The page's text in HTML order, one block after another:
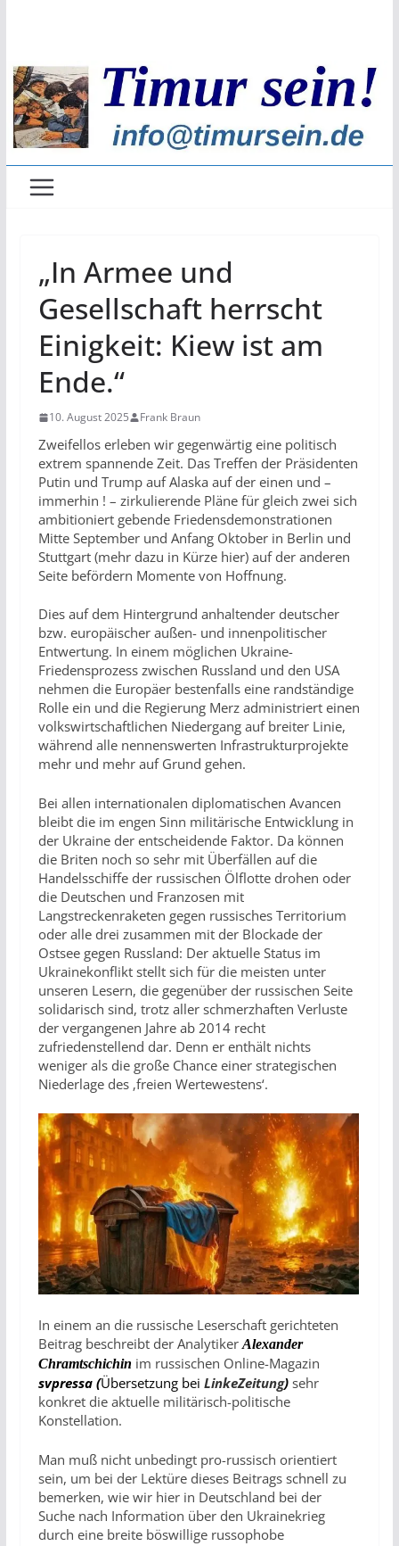
„In Armee und
Gesellschaft herrscht
Einigkeit: Kiew ist am
Ende.“
10. August 2025 Frank Braun
Zweifellos erleben wir gegenwärtig eine politisch
extrem spannende Zeit. Das Treffen der Präsidenten
Putin und Trump auf Alaska auf der einen und –
immerhin ! – zirkulierende Pläne für gleich zwei sich
ambitioniert gebende Friedensdemonstrationen
Mitte September und Anfang Oktober in Berlin und
Stuttgart (mehr dazu in Kürze hier) auf der anderen
Seite befördern Momente von Hoffnung.
Dies auf dem Hintergrund anhaltender deutscher
bzw. europäischer außen- und innenpolitischer
Entwertung. In einem möglichen Ukraine-
Friedensprozess zwischen Russland und den USA
nehmen die Europäer bestenfalls eine randständige
Rolle ein und die Regierung Merz administriert einen
volkswirtschaftlichen Niedergang auf breiter Linie,
während alle nennenswerten Infrastrukturprojekte
mehr und mehr auf Grund gehen.
Bei allen internationalen diplomatischen Avancen
bleibt die im engen Sinn militärische Entwicklung in
der Ukraine der entscheidende Faktor. Da können
die Briten noch so sehr mit Überfällen auf die
Handelsschiffe der russischen Ölflotte drohen oder
die Deutschen und Franzosen mit
Langstreckenraketen gegen russisches Territorium
oder alle drei zusammen mit der Blockade der
Ostsee gegen Russland: Der aktuelle Status im
Ukrainekonflikt stellt sich für die meisten unter
unseren Lesern, die gegenüber der russischen Seite
solidarisch sind, trotz aller schmerzhaften Verluste
der vergangenen Jahre ab 2014 recht
zufriedenstellend dar. Denn er enthält nichts
weniger als die große Chance einer strategischen
Niederlage des ‚freien Wertewestens‘.
In einem an die russische Leserschaft gerichteten
Beitrag beschreibt der AnalytikerAlexander
Chramtschichin im russischen Online-Magazin
svpressa (Übersetzung bei LinkeZeitung) sehr
konkret die aktuelle militärisch-politische
Konstellation.
Man muß nicht unbedingt pro-russisch orientiert
sein, um bei der Lektüre dieses Beitrags schnell zu
bemerken, wie wir hier in Deutschland bei der
Suche nach Information über den Ukrainekrieg
durch eine breite böswillige russophobe